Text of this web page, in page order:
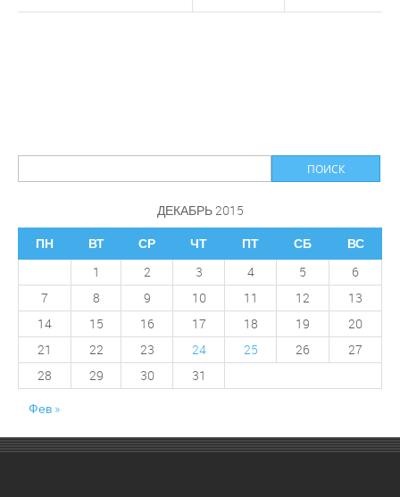
ДЕКАБРЬ 2015
ПН
ВТ СР ЧТ ПТ СБ
ВС
1
2 3 4 5
6
7
8 9 10 11 12
13
14
15 16 17 18 19
20
21
22 23 24 25 26
27
28
29 30
31
Фев »